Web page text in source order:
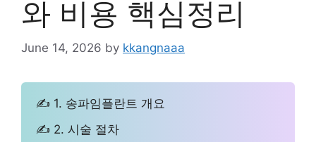
와 비용 핵심정리
June 14, 2026 by kkangnaaa
✍ 1. 송파임플란트 개요
✍ 2. 시술 절차